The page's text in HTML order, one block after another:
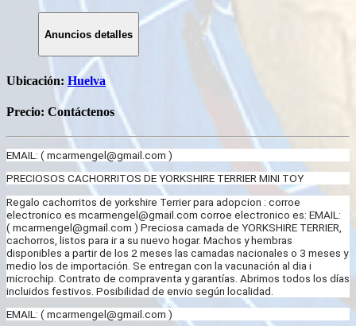
Anuncios detalles
Ubicación: Huelva
Precio: Contáctenos
EMAIL: (mcarmengel@gmail.com )
PRECIOSOS CACHORRITOS DE YORKSHIRE TERRIER MINI TOY
Regalo cachorritos de yorkshire Terrier para adopcion : corroe
electronico es mcarmengel@gmail.com corroe electronico es: EMAIL:
(mcarmengel@gmail.com ) Preciosa camada de YORKSHIRE TERRIER,
cachorros, listos para ir a su nuevo hogar. Machos y hembras
disponibles a partir de los 2 meses las camadas nacionales o 3 meses y
medio los de importación. Se entregan con la vacunación al dia i
microchip. Contrato de compraventa y garantías. Abrimos todos los días
incluidos festivos. Posibilidad de envio según localidad.
EMAIL: (mcarmengel@gmail.com )